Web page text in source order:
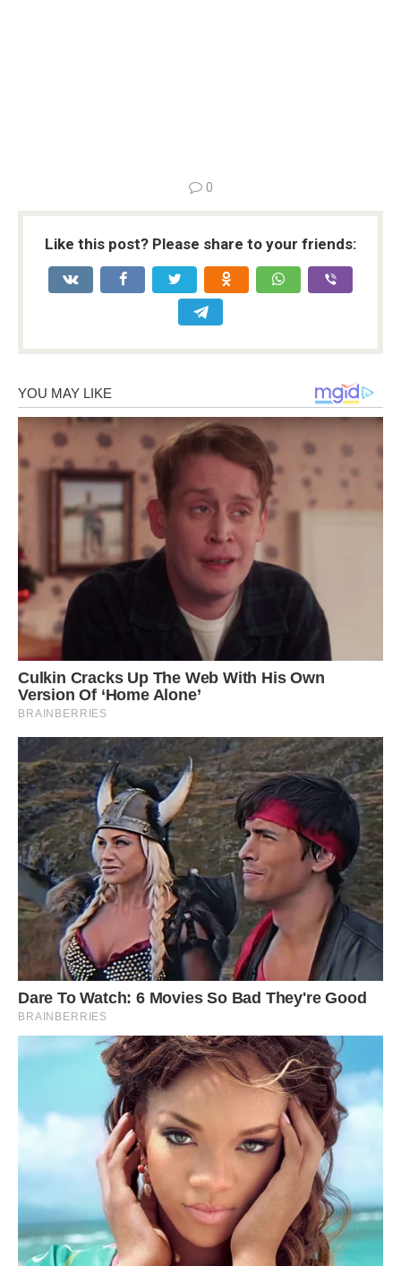
0
Like this post? Please share to your friends: